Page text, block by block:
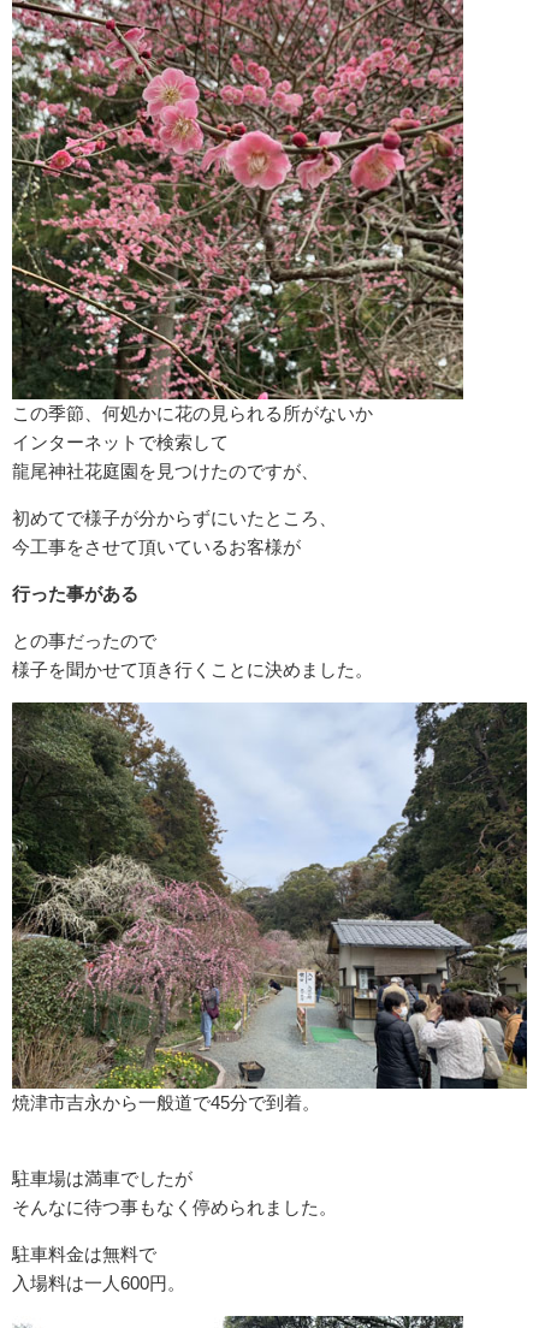
この季節、何処かに花の見られる所がないか
インターネットで検索して
龍尾神社花庭園を見つけたのですが、
初めてで様子が分からずにいたところ、
今工事をさせて頂いているお客様が
行った事がある
との事だったので
様子を聞かせて頂き行くことに決めました。
焼津市吉永から一般道で45分で到着。
駐車場は満車でしたが
そんなに待つ事もなく停められました。
駐車料金は無料で
入場料は一人600円。